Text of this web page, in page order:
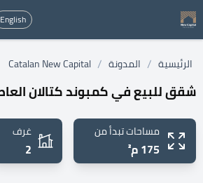
English
الرئيسية / المدونة /
Catalan New Capital
شقق للبيع في كمبوند كتالان
مساحات تبدأ من
175 م²
غرف
2